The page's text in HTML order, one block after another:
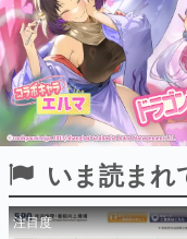
アプリセール情報
インタビュー
連載・特
殿堂入
SNS拡散数
ど。多くの
事をまと
いま読まれ
注目度